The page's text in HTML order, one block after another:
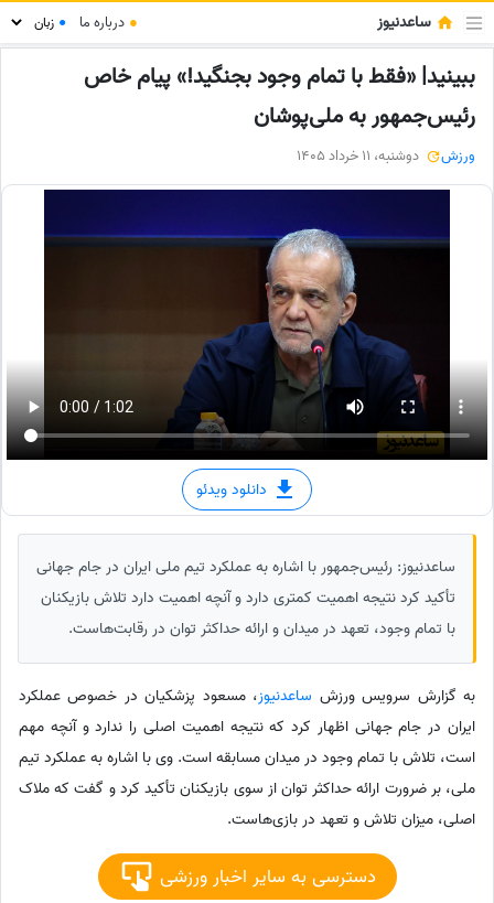
ساعدنیوز ● درباره ما ●
ببینید| «فقط با تمام وجود بجنگید!» پیام خاص
رئیس‌جمهور به ملی‌پوشان
ورزش دوشنبه، 11 خرداد 1405
دانلود ویدئو
ساعدنیوز: رئیس‌جمهور با اشاره به عملکرد تیم ملی ایران در جام جهانی
تأکید کرد نتیجه اهمیت کمتری دارد و آنچه اهمیت دارد تلاش بازیکنان
با تمام وجود، تعهد در میدان و ارائه حداکثر توان در رقابت‌هاست.
به گزارش سرویس ورزش ساعدنیوز، مسعود پزشکیان در خصوص عملکرد
ایران در جام جهانی اظهار کرد که نتیجه اهمیت اصلی را ندارد و آنچه مهم
است، تلاش با تمام وجود در میدان مسابقه است. وی با اشاره به عملکرد تیم
ملی، بر ضرورت ارائه حداکثر توان از سوی بازیکنان تأکید کرد و گفت که ملاک
اصلی، میزان تلاش و تعهد در بازی‌هاست.
دسترسی به سایر اخبار ورزشی